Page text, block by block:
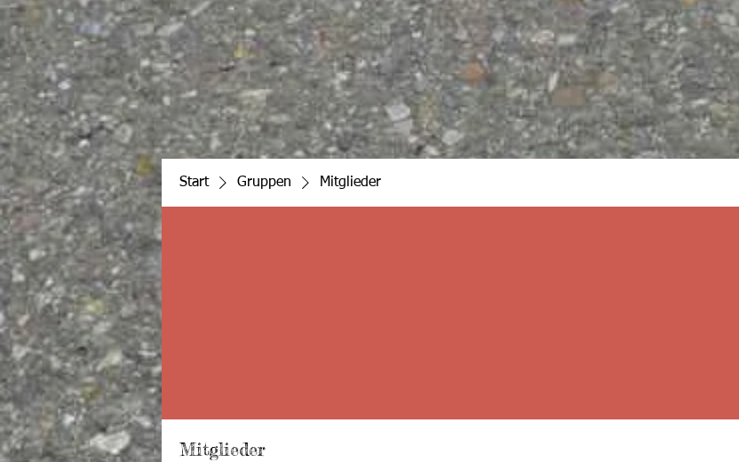
Start Gruppen Mitglieder
Mitglieder